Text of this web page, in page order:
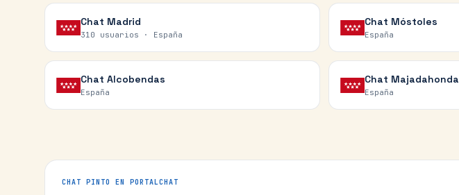
Chat Madrid
310 usuarios · España
Chat Móstoles
España
Chat Alcobendas
España
Chat Majadahonda
España
CHAT PINTO EN PORTALCHAT